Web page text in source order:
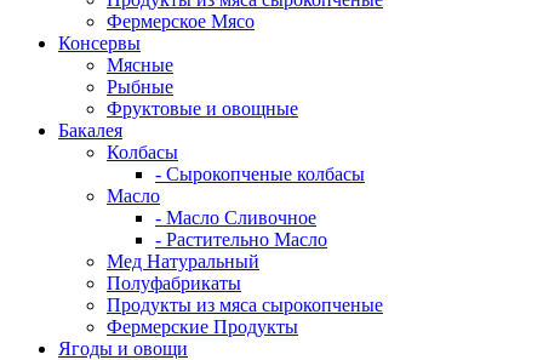
Фермерское Мясо
Консервы
Мясные
Рыбные
Фруктовые и овощные
Бакалея
Колбасы
- Сырокопченые колбасы
Масло
- Масло Сливочное
- Растительно Масло
Мед Натуральный
Полуфабрикаты
Продукты из мяса сырокопченые
Фермерские Продукты
Ягоды и овощи